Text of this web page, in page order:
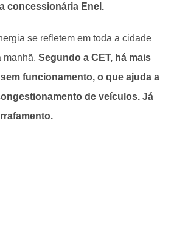
concessionária Enel.
se refletem em toda a cidade
manhã. Segundo a CET, há mais
funcionamento, o que ajuda a
de veículos. Já